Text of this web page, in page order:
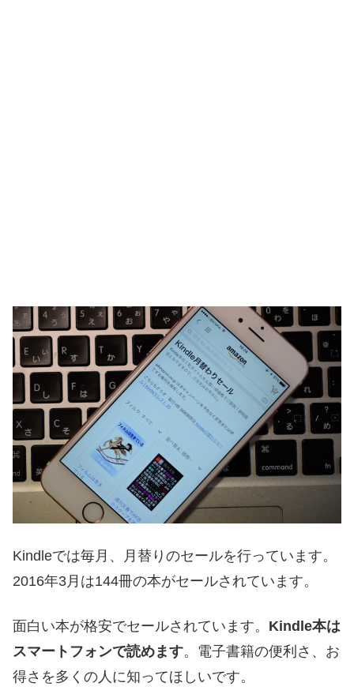
Kindleでは毎月、月替りのセールを行っています。
2016年3月は144冊の本がセールされています。
面白い本が格安でセールされています。 Kindle本は
スマートフォンで読めます。電子書籍の便利さ、お
得さを多くの人に知ってほしいです。